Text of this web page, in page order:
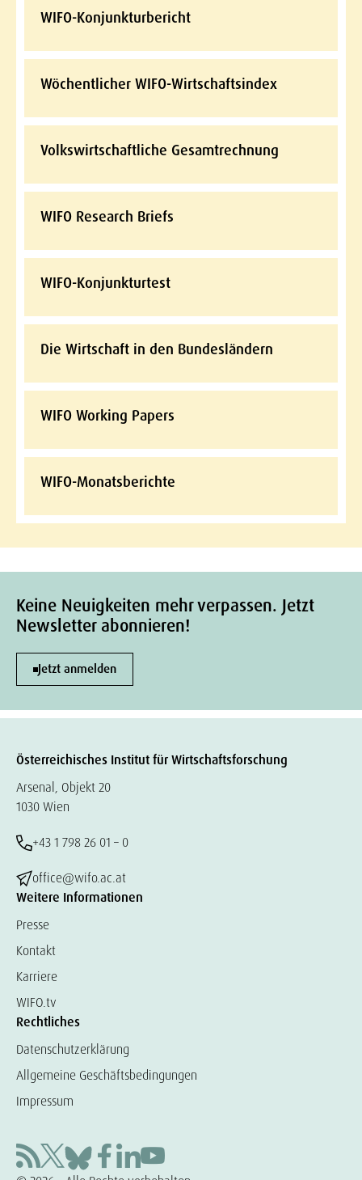
WIFO-Konjunkturbericht
Wöchentlicher WIFO-Wirtschaftsindex
Volkswirtschaftliche Gesamtrechnung
WIFO Research Briefs
WIFO-Konjunkturtest
Die Wirtschaft in den Bundesländern
WIFO Working Papers
WIFO-Monatsberichte
Keine Neuigkeiten mehr verpassen. Jetzt
Newsletter abonnieren!
Jetzt anmelden
Österreichisches Institut für Wirtschaftsforschung
Arsenal, Objekt 20
1030 Wien
+43 1 798 26 01 – 0
office@wifo.ac.at
Weitere Informationen
Presse
Kontakt
Karriere
WIFO.tv
Rechtliches
Datenschutzerklärung
Allgemeine Geschäftsbedingungen
Impressum